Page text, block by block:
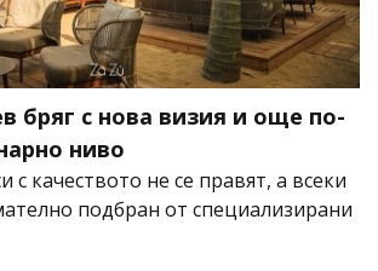
бряг с нова визия и още по-
ниво
с качеството не се правят, а всеки
подбран от специализирани